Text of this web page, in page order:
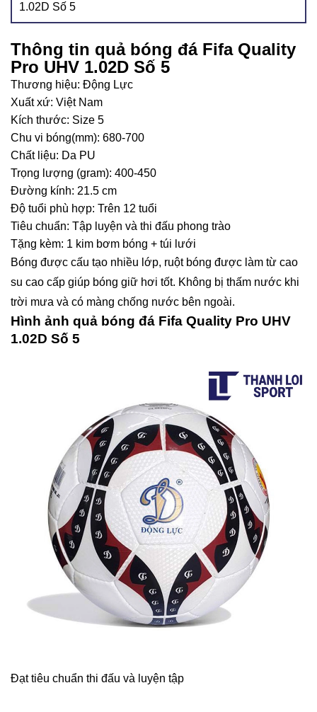
1.02D Số 5
Thông tin quả bóng đá Fifa Quality
Pro UHV 1.02D Số 5
Thương hiệu: Động Lực
Xuất xứ: Việt Nam
Kích thước: Size 5
Chu vi bóng(mm): 680-700
Chất liệu: Da PU
Trọng lượng (gram): 400-450
Đường kính: 21.5 cm
Độ tuổi phù hợp: Trên 12 tuổi
Tiêu chuẩn: Tập luyện và thi đấu phong trào
Tặng kèm: 1 kim bơm bóng + túi lưới
Bóng được cấu tạo nhiều lớp, ruột bóng được làm từ cao
su cao cấp giúp bóng giữ hơi tốt. Không bị thấm nước khi
trời mưa và có màng chống nước bên ngoài.
Hình ảnh quả bóng đá Fifa Quality Pro UHV
1.02D Số 5
Đạt tiêu chuẩn thi đấu và luyện tập